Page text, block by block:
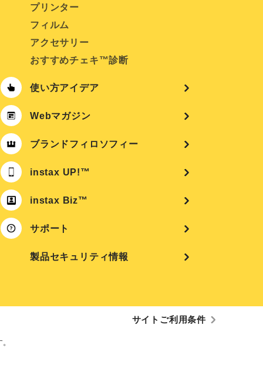
プリンター
フィルム
アクセサリー
おすすめチェキ™診断
使い方アイデア
Webマガジン
ブランドフィロソフィー
instax UP!™
instax Biz™
サポート
製品セキュリティ情報
サイトご利用条件